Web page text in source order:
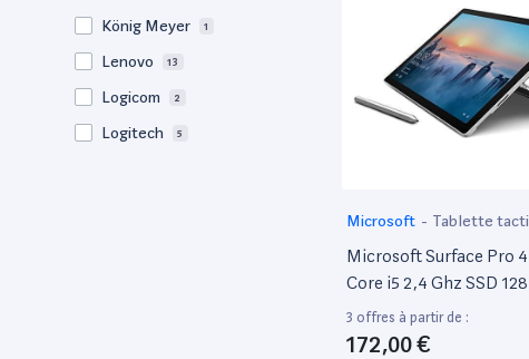
König Meyer 1
Lenovo 13
Logicom 2
Logitech 5
Microsoft - Tablette
Microsoft Surface Pro 4
Core i5 2,4 Ghz SSD
Go
3 offres à partir de :
172,00 €